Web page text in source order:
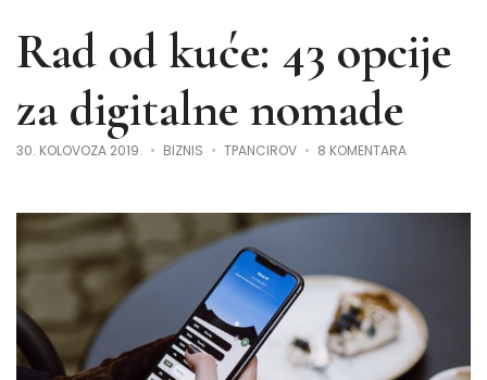
Rad od kuće: 43 opcije
za digitalne nomade
30. KOLOVOZA 2019. BIZNIS TPANCIROV 8 KOMENTARAZA
43